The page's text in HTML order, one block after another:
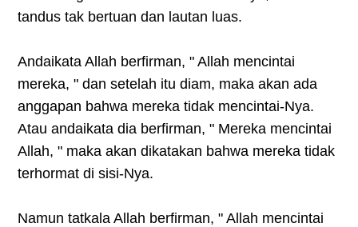
tandus tak bertuan dan lautan luas.
Andaikata Allah berfirman, " Allah mencintai
mereka, " dan setelah itu diam, maka akan ada
anggapan bahwa mereka tidak mencintai-Nya.
Atau andaikata dia berfirman, " Mereka mencintai
Allah, " maka akan dikatakan bahwa mereka tidak
terhormat di sisi-Nya.
Namun tatkala Allah berfirman, " Allah mencintai